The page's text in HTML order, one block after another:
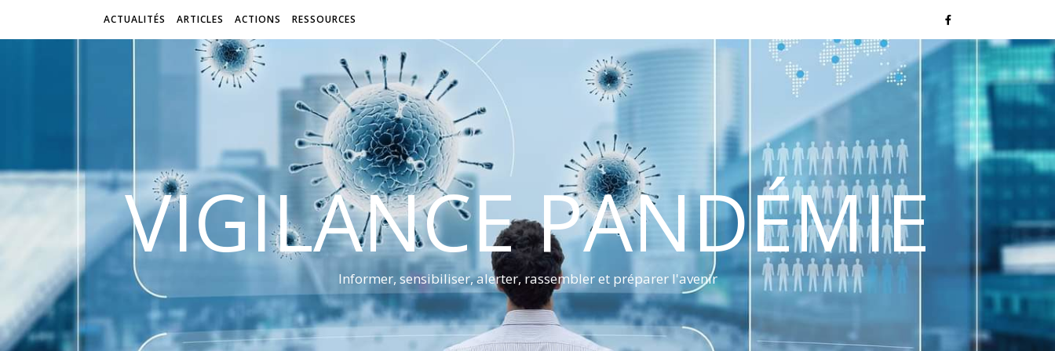
ACTUALITÉS ARTICLES ACTIONS RESSOURCES
VIGILANCE PANDÉMIE
Informer, sensibiliser, alerter, rassembler et préparer l'avenir